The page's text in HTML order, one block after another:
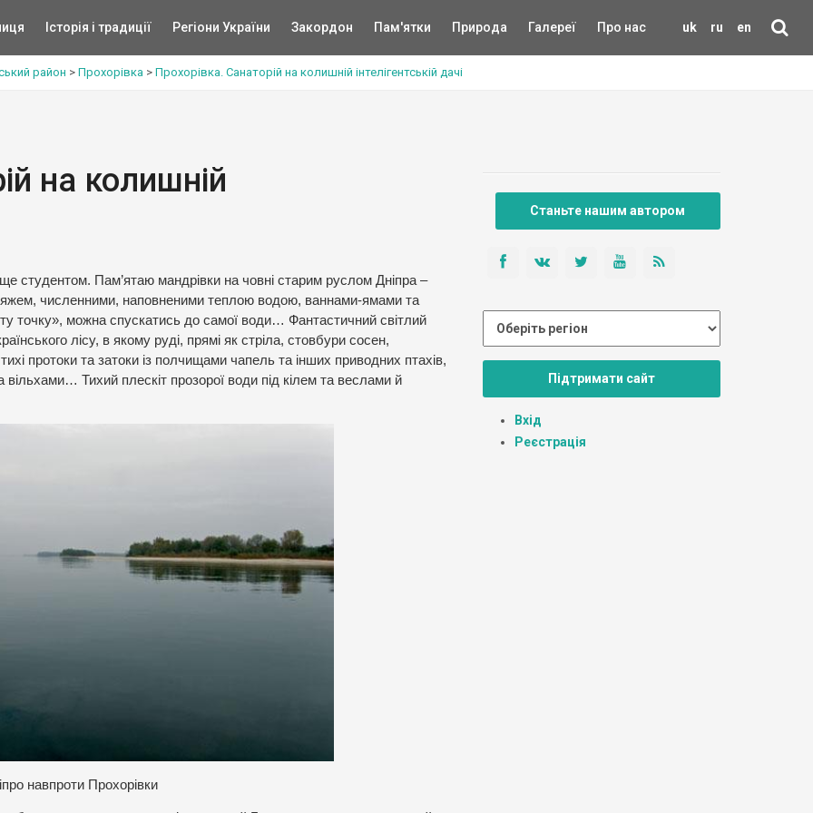
uk ru en
Історія і традиції Регіони України Закордон Пам'ятки Природа Галереї Про нас
район > Прохорівка > Прохорівка. Санаторій на колишній інтелігентській дачі
на колишній
студентом. Пам’ятаю мандрівки на човні старим руслом Дніпра –
численними, наповненими теплою водою, ваннами-ямами та
точку», можна спускатись до самої води… Фантастичний світлий
лісу, в якому руді, прямі як стріла, стовбури сосен,
протоки та затоки із полчищами чапель та інших приводних птахів,
Тихий плескіт прозорої води під кілем та веслами й
навпроти Прохорівки
Станьте нашим автором
Підтримати сайт
Вхід
Реєстрація